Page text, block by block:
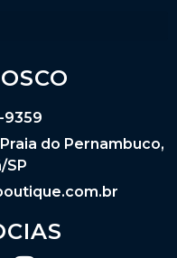
9359
do Pernambuco,
SP